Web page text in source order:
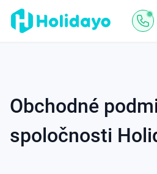
Obchodné
spoločnosti